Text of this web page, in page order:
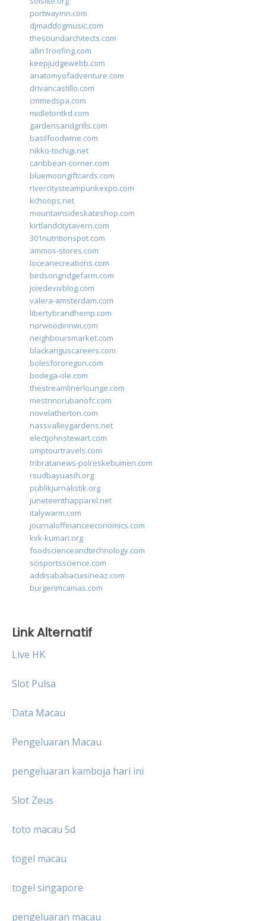
portwayinn.com
djmaddogmusic.com
thesoundarchitects.com
allin1roofing.com
keepjudgewebb.com
anatomyofadventure.com
drivancastillo.com
cmmedspa.com
midletontkd.com
gardensandgrills.com
basilfoodwine.com
nikko-tochigi.net
caribbean-corner.com
bluemoongiftcards.com
rivercitysteampunkexpo.com
kchoops.net
mountainsideskateshop.com
kirtlandcitytavern.com
301nutritionspot.com
ammos-stores.com
loceanecreations.com
birdsongridgefarm.com
joiedevivblog.com
valera-amsterdam.com
libertybrandhemp.com
norwoodinnwi.com
neighboursmarket.com
blackanguscareers.com
bolesfororegon.com
bodega-ole.com
thestreamlinerlounge.com
mestrinorubanofc.com
novelatherton.com
nassvalleygardens.net
electjohnstewart.com
omptourtravels.com
tribratanews-polreskebumen.com
rsudbayuasih.org
publikjurnalistik.org
juneteenthapparel.net
italywarm.com
journaloffinanceeconomics.com
kvk-kumari.org
foodscienceandtechnology.com
scisportsscience.com
addisababacuisineaz.com
burgerimcamas.com
Link Alternatif
Live HK
Slot Pulsa
Data Macau
Pengeluaran Macau
pengeluaran kamboja hari ini
Slot Zeus
toto macau 5d
togel macau
togel singapore
pengeluaran macau